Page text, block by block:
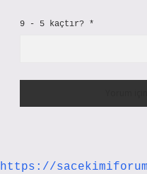
9 - 5 kaçtır? *
https://